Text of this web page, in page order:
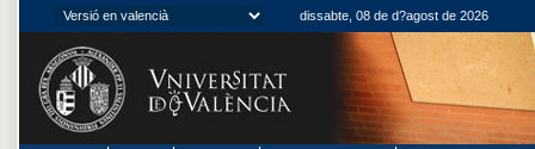
dissabte, 08 de d?agost de 2026